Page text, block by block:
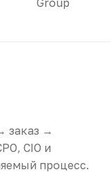
заказ →
CIO и
процесс.